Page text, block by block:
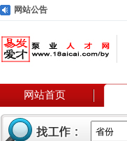
网站公告
网站首页